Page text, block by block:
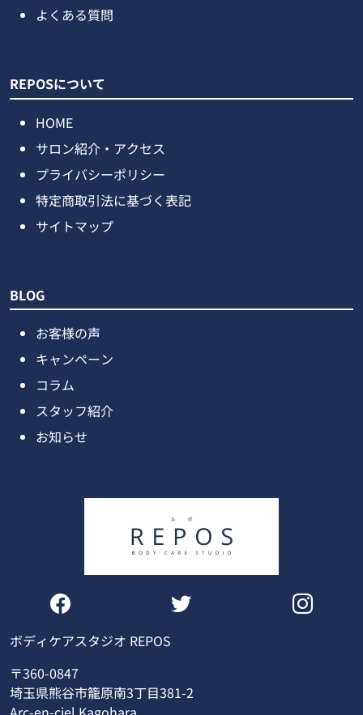
よくある質問
REPOSについて
HOME
サロン紹介・アクセス
プライバシーポリシー
特定商取引法に基づく表記
サイトマップ
BLOG
お客様の声
キャンペーン
コラム
スタッフ紹介
お知らせ
ボディケアスタジオ REPOS
〒360-0847
埼玉県熊谷市籠原南3丁目381-2